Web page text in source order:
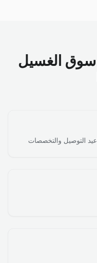
سوق الغسيل
التوصيل والتخصصات